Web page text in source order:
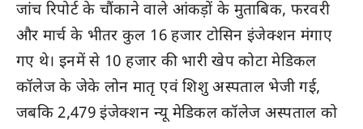
जांच रिपोर्ट के चौंकाने वाले आंकड़ों के मुताबिक, फरवरी
और मार्च के भीतर कुल 16 हजार टोसिन इंजेक्शन मंगाए
गए थे। इनमें से 10 हजार की भारी खेप कोटा मेडिकल
कॉलेज के जेके लोन मातृ एवं शिशु अस्पताल भेजी गई,
जबकि 2,479 इंजेक्शन न्यू मेडिकल कॉलेज अस्पताल को